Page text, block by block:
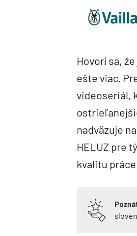
Hovorí sa,
ešte viac.
videoseriál,
nadväzuje
HELUZ pre
kvalitu